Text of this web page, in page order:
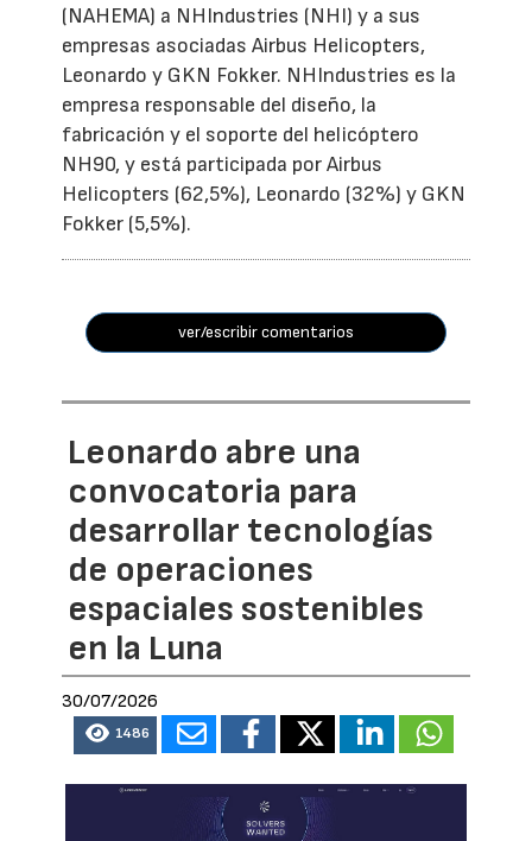
(NAHEMA) a NHIndustries (NHI) y a sus
empresas asociadas Airbus Helicopters,
Leonardo y GKN Fokker. NHIndustries es la
empresa responsable del diseño, la
fabricación y el soporte del helicóptero
NH90, y está participada por Airbus
Helicopters (62,5%), Leonardo (32%) y GKN
Fokker (5,5%).
ver/escribir comentarios
Leonardo abre una
convocatoria para
desarrollar tecnologías
de operaciones
espaciales sostenibles
en la Luna
30/07/2026
1486